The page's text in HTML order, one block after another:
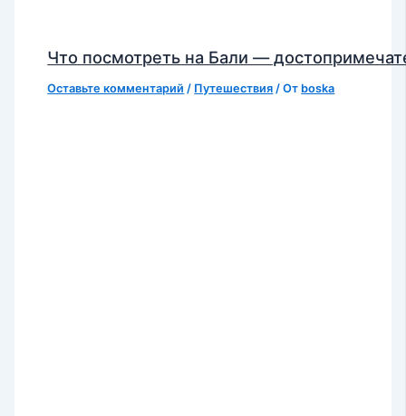
Что посмотреть на Бали —
Оставьте комментарий / Путешествия / От boska